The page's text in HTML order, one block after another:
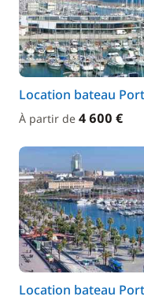
Location bateau
À partir de 4 600 €
Location bateau